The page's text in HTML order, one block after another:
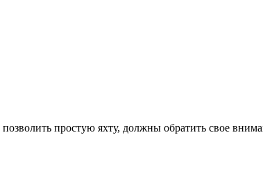
простую яхту, должны обратить свое